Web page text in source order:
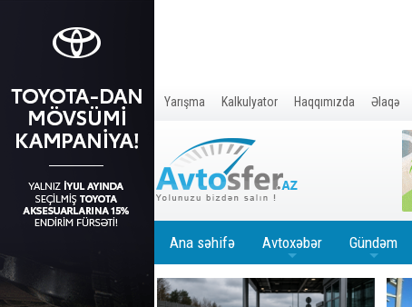
Yarışma Kalkulyator Haqqımızda Əlaqə
Ana səhifə Avtoxəbər Gündəm